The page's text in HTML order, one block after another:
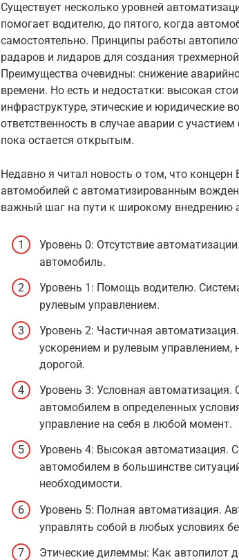
Существует несколько уровней
помогает водителю, до пятого, когда
самостоятельно. Принципы работы
радаров и лидаров для создания
Преимущества очевидны: снижение
времени. Но есть и недостатки: высокая
инфраструктуре, этические и юридические
ответственность в случае аварии с
пока остается открытым.
Недавно я читал новость о том, что
автомобилей с автоматизированным
важный шаг на пути к широкому внедрению
Уровень 0: Отсутствие
автомобиль.
Уровень 1: Помощь водителю.
рулевым управлением.
Уровень 2: Частичная
ускорением и рулевым управлением,
дорогой.
Уровень 3: Условная
автомобилем в определенных
управление на себя в любой момент.
Уровень 4: Высокая автоматизация.
автомобилем в большинстве
необходимости.
Уровень 5: Полная автоматизация.
управлять собой в любых условиях
Этические дилеммы: Как автопилот